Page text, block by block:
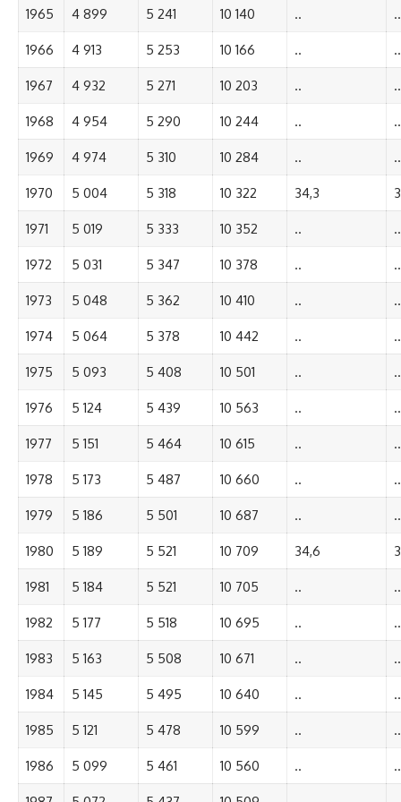
1965 4 899 5 241 10 140 .. ..
1966 4 913 5 253 10 166 .. ..
1967 4 932 5 271 10 203 .. ..
1968 4 954 5 290 10 244 .. ..
1969 4 974 5 310 10 284 .. ..
1970 5 004 5 318 10 322 34,3
1971 5 019 5 333 10 352 .. ..
1972 5 031 5 347 10 378 .. ..
1973 5 048 5 362 10 410 .. ..
1974 5 064 5 378 10 442 .. ..
1975 5 093 5 408 10 501 .. ..
1976 5 124 5 439 10 563 .. ..
1977 5 151 5 464 10 615 .. ..
1978 5 173 5 487 10 660 .. ..
1979 5 186 5 501 10 687 .. ..
1980 5 189 5 521 10 709 34,6
1981 5 184 5 521 10 705 .. ..
1982 5 177 5 518 10 695 .. ..
1983 5 163 5 508 10 671 .. ..
1984 5 145 5 495 10 640 .. ..
1985 5 121 5 478 10 599 .. ..
1986 5 099 5 461 10 560 .. ..